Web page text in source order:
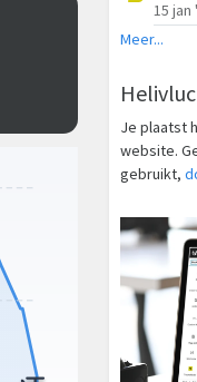
15 jan
Meer...
Je plaatst
website.
gebruikt,